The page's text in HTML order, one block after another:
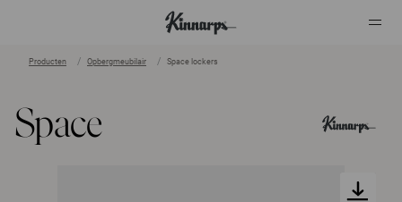
Producten Opbergmeubilair Space lockers
Space